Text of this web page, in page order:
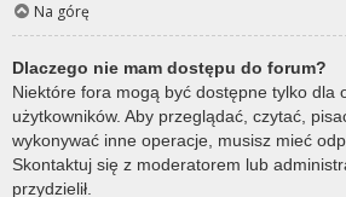
Na górę
Dlaczego nie mam dostępu do forum?
Niektóre fora mogą być dostępne tylko dla
użytkowników. Aby przeglądać, czytać,
wykonywać inne operacje, musisz mieć
Skontaktuj się z moderatorem lub
przydzielił.